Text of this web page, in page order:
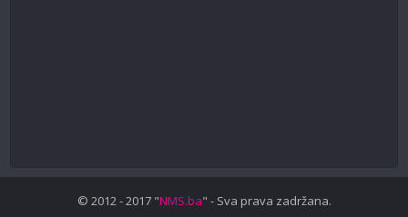
© 2012 - 2017 "NMS.ba" - Sva prava zadržana.